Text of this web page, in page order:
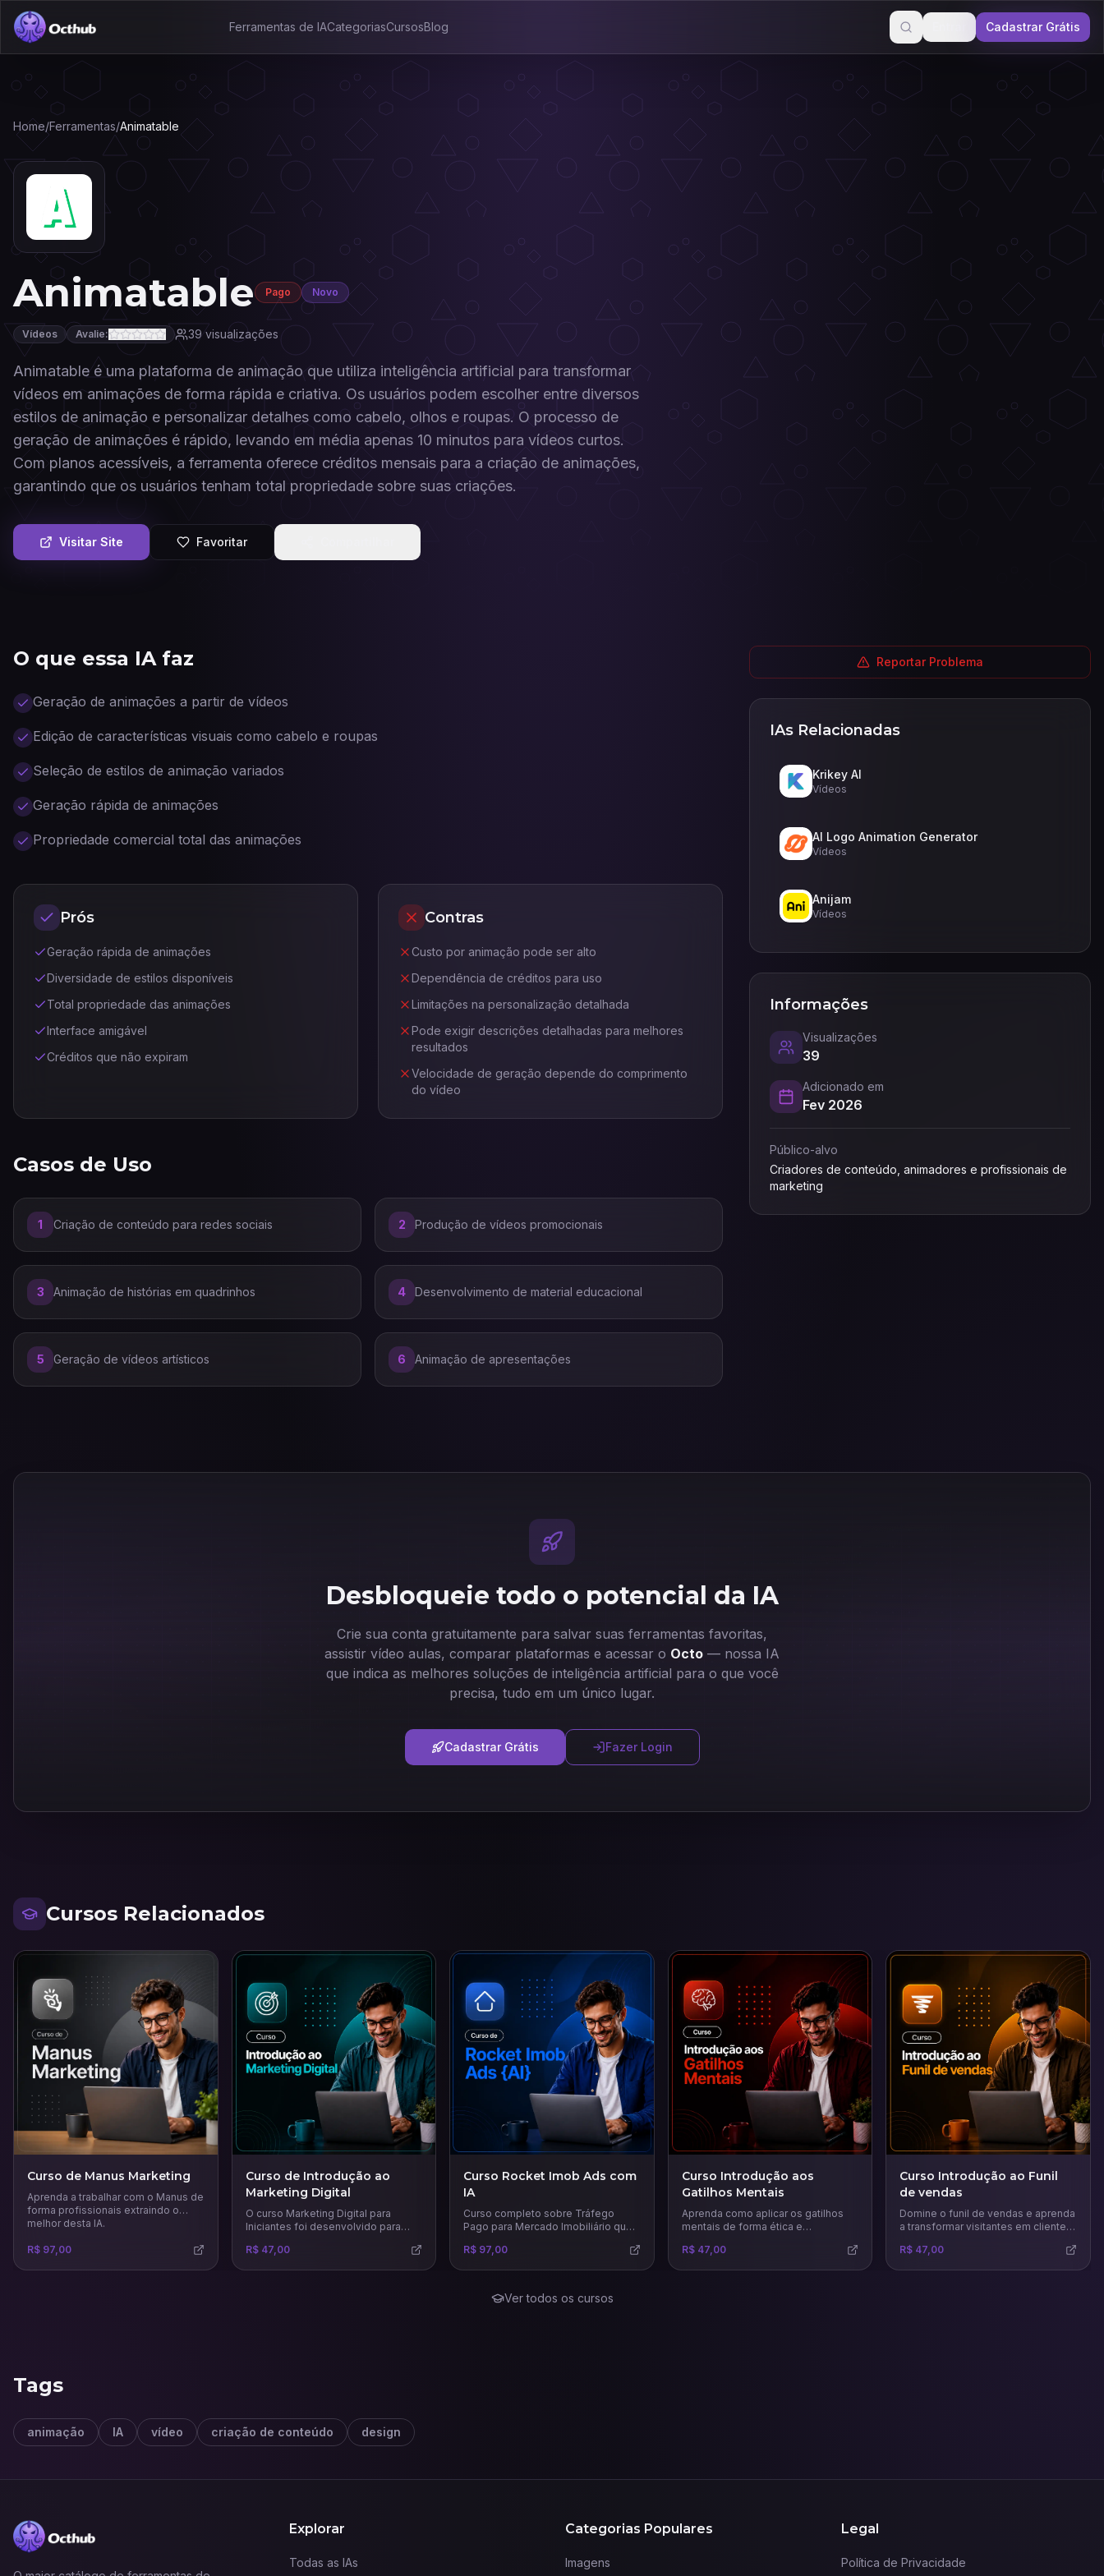
Ferramentas de IACategoriasCursosBlog Cadastrar Grátis
Home/Ferramentas/Animatable
Animatable Pago Novo
Vídeos Avalie: 39visualizações
Animatable é uma plataforma de animação que utiliza inteligência artificial para transformar
vídeos em animações de forma rápida e criativa. Os usuários podem escolher entre diversos
estilos de animação e personalizar detalhes como cabelo, olhos e roupas. O processo de
geração de animações é rápido, levando em média apenas 10 minutos para vídeos curtos.
Com planos acessíveis, a ferramenta oferece créditos mensais para a criação de animações,
garantindo que os usuários tenham total propriedade sobre suas criações.
Visitar Site Favoritar
O que essa IA faz
Geração de animações a partir de vídeos
Edição de características visuais como cabelo e roupas
Seleção de estilos de animação variados
Geração rápida de animações
Propriedade comercial total das animações
Prós
Geração rápida de animações
Diversidade de estilos disponíveis
Total propriedade das animações
Interface amigável
Créditos que não expiram
Contras
Custo por animação pode ser alto
Dependência de créditos para uso
Limitações na personalização detalhada
Pode exigir descrições detalhadas para melhores
resultados
Velocidade de geração depende do comprimento
do vídeo
Casos de Uso
1 Criação de conteúdo para redes sociais 2 Produção de vídeos promocionais
3 Animação de histórias em quadrinhos 4 Desenvolvimento de material educacional
5 Geração de vídeos artísticos 6 Animação de apresentações
Reportar Problema
IAs Relacionadas
Krikey AI
Vídeos
AI Logo Animation Generator
Vídeos
Anijam
Vídeos
Informações
Visualizações
39
Adicionado em
Fev 2026
Público-alvo
Criadores de conteúdo, animadores e profissionais de
marketing
Desbloqueie todo o potencial da IA
Crie sua conta gratuitamente para salvar suas ferramentas favoritas,
assistir vídeo aulas, comparar plataformas e acessar o Octo — nossa IA
que indica as melhores soluções de inteligência artificial para o que você
precisa, tudo em um único lugar.
Cadastrar Grátis Fazer Login
Cursos Relacionados
Curso de Manus Marketing
Aprenda a trabalhar com o Manus de
forma profissionais extraindo o
melhor desta IA.
R$ 97,00
Curso de Introdução ao
Marketing Digital
O curso Marketing Digital para
Iniciantes foi desenvolvido para
passos no universo digital e
R$ 47,00
Curso Rocket Imob Ads com
IA
Curso completo sobre Tráfego
Pago para Mercado Imobiliário que
certeiras para venda e aluguel de
R$ 97,00
Curso Introdução aos
Gatilhos Mentais
Aprenda como aplicar os gatilhos
mentais de forma ética e
decisões, aumentar suas vendas e
R$ 47,00
Curso Introdução ao Funil
de vendas
Domine o funil de vendas e aprenda
a transformar visitantes em clientes
como atrair, engajar e converter
R$ 47,00
Ver todos os cursos
Tags
animação IA vídeo criação de conteúdo design
Explorar
Todas as IAs
Categorias Populares
Imagens
Legal
Política de Privacidade